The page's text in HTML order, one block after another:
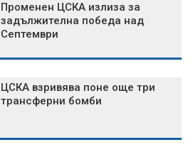
Променен ЦСКА излиза за
задължителна победа над
Септември
ЦСКА взривява поне още три
трансферни бомби